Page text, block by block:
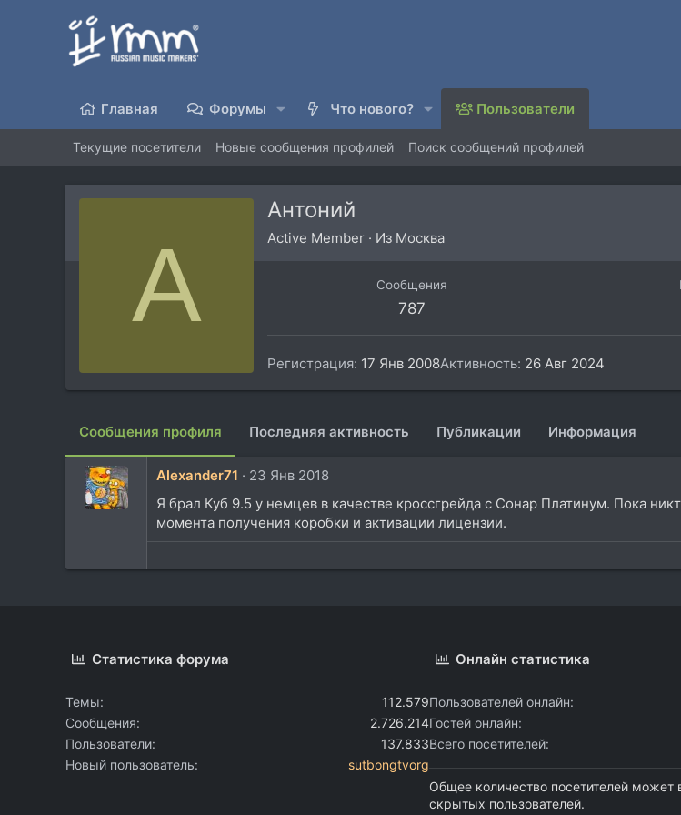
Главная Форумы Что нового? Пользователи
Текущие посетители Новые сообщения профилей Поиск сообщений профилей
А
Антоний
Active Member · Из Москва
Сообщения
787
Регистрация 17 Янв 2008Активность 26 Авг 2024
Сообщения профиля Последняя активность Публикации Информация
Alexander71
23 Янв 2018
Я брал Куб 9.5 у немцев в качестве кроссгрейда с Сонар Платинум. Пока
момента получения коробки и активации лицензии.
Статистика форума
Темы
112.579
Сообщения
2.726.214
Пользователи
137.833
Новый пользователь
sutbongtvorg
Онлайн статистика
Пользователей онлайн
Гостей онлайн
Всего посетителей
Общее количество посетителей может
скрытых пользователей.